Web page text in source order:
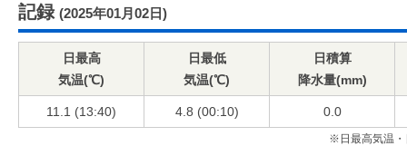
記録 (2025年01月02日)
日最高
気温(℃)
日最低
気温(℃)
日積算
降水量(mm)
11.1 (13:40) 4.8 (00:10) 0.0
※日最高気温・